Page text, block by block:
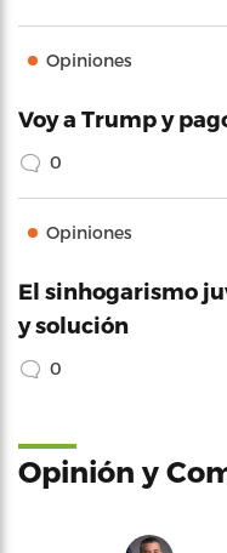
Opiniones
Voy a Trump y
0
Opiniones
El sinhogarismo
y solución
0
Opinión y